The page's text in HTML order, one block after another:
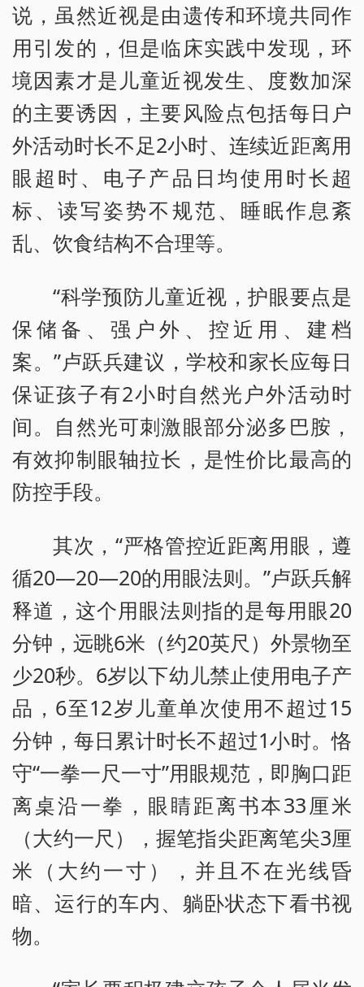
说，虽然近视是由遗传和环境共同作
用引发的，但是临床实践中发现，环
境因素才是儿童近视发生、度数加深
的主要诱因，主要风险点包括每日户
外活动时长不足2小时、连续近距离用
眼超时、电子产品日均使用时长超
标、读写姿势不规范、睡眠作息紊
乱、饮食结构不合理等。
“科学预防儿童近视，护眼要点是
保储备、强户外、控近用、建档
案。”卢跃兵建议，学校和家长应每日
保证孩子有2小时自然光户外活动时
间。自然光可刺激眼部分泌多巴胺，
有效抑制眼轴拉长，是性价比最高的
防控手段。
其次，“严格管控近距离用眼，遵
循20—20—20的用眼法则。”卢跃兵解
释道，这个用眼法则指的是每用眼20
分钟，远眺6米（约20英尺）外景物至
少20秒。6岁以下幼儿禁止使用电子产
品，6至12岁儿童单次使用不超过15
分钟，每日累计时长不超过1小时。恪
守“一拳一尺一寸”用眼规范，即胸口距
离桌沿一拳，眼睛距离书本33厘米
（大约一尺），握笔指尖距离笔尖3厘
米（大约一寸），并且不在光线昏
暗、运行的车内、躺卧状态下看书视
物。